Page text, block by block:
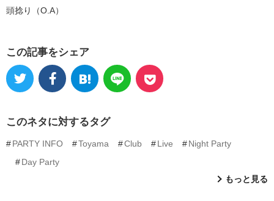
頭捻り（O.A）
この記事をシェア
このネタに対するタグ
PARTY INFO Toyama Club Live
Night Party
Day Party
もっと見る